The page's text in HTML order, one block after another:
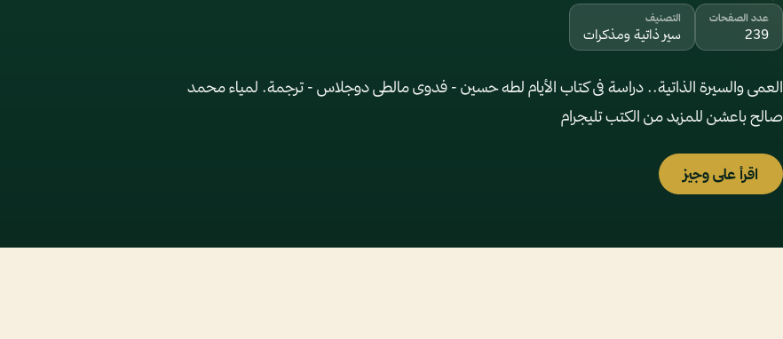
عدد الصفحات
239
التصنيف
سير ذاتية ومذكرات
العمى والسيرة الذاتية.. دراسة فى كتاب الأيام لطه حسين - فدوى مالطى دوجلاس - ترجمة. لمياء محمد
صالح باعشن للمزید من الكتب تليجرام
اقرأ على وجيز